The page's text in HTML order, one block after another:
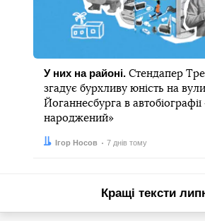
У них на районі.Стендапер
згадує бурхливу юність на
Йоганнесбурга в
народжений»
Автор:
Ігор Носов
Дата: 7 днів тому
Кращі тексти